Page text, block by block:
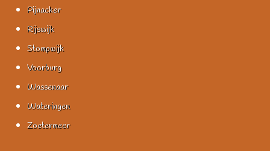
Pijnacker
Rijswijk
Stompwijk
Voorburg
Wassenaar
Wateringen
Zoetermeer